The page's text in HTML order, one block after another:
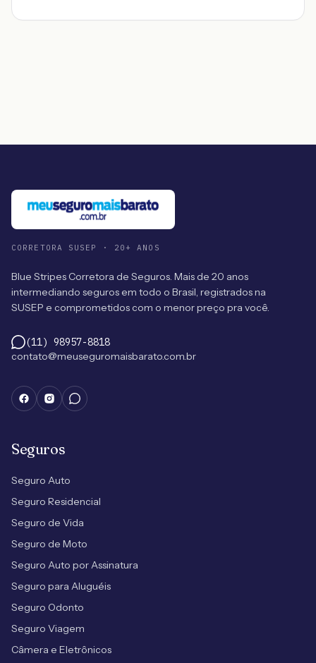
CORRETORA SUSEP · 20+ ANOS
Blue Stripes Corretora de Seguros. Mais de 20 anos
intermediando seguros em todo o Brasil, registrados na
SUSEP e comprometidos com o menor preço pra você.
(11) 98957-8818
contato@meuseguromaisbarato.com.br
Seguros
Seguro Auto
Seguro Residencial
Seguro de Vida
Seguro de Moto
Seguro Auto por Assinatura
Seguro para Aluguéis
Seguro Odonto
Seguro Viagem
Câmera e Eletrônicos